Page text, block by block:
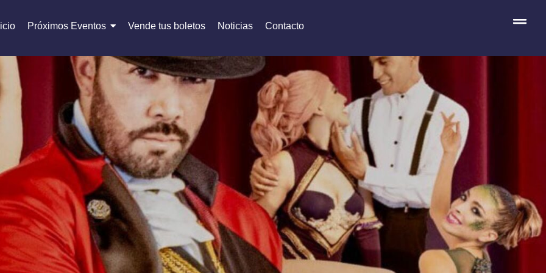
Próximos Eventos Vende tus boletos Noticias Contacto